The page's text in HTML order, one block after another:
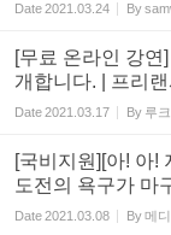
Date2021.03.24 By
[무료 온라인 강
개합니다. | 프리
Date2021.03.17 By 루크
[국비지원][아! 아!
도전의 욕구가 마
Date2021.03.08 By메